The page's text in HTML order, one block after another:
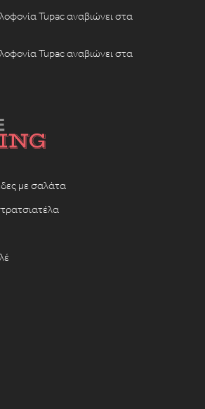
Tupac αναβιώνει στα
Tupac αναβιώνει στα
με σαλάτα